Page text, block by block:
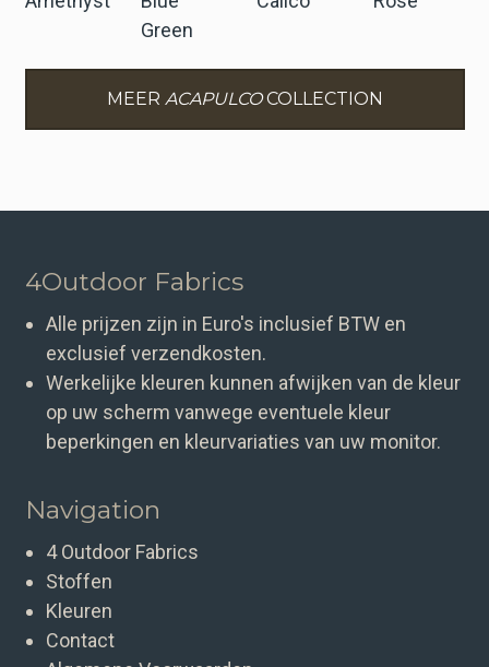
Green
MEER ACAPULCOCOLLECTION
4Outdoor Fabrics
Alle prijzen zijn in Euro's inclusief BTW en
exclusief verzendkosten.
Werkelijke kleuren kunnen afwijken van de kleur
op uw scherm vanwege eventuele kleur
beperkingen en kleurvariaties van uw monitor.
Navigation
4 Outdoor Fabrics
Stoffen
Kleuren
Contact